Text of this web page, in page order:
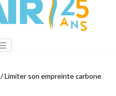
/ Limiter son empreinte carbone